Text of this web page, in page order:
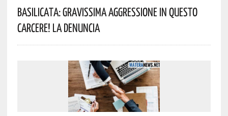
Basilicata: Gravissima Aggressione In Questo
Carcere! La Denuncia